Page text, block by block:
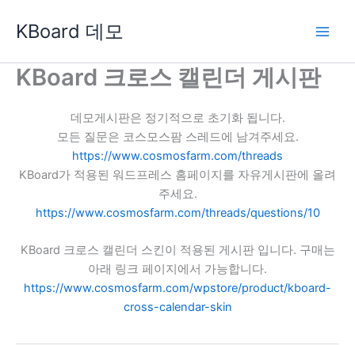
로
KBoard 데모
KBoard 크로스 캘린더 게시판
데모게시판은 정기적으로 초기화 됩니다.
모든 질문은 코스모스팜 스레드에 남겨주세요.
https://www.cosmosfarm.com/threads
KBoard가 적용된 워드프레스 홈페이지를 자유게시판에 올려
주세요.
https://www.cosmosfarm.com/threads/questions/10
KBoard 크로스 캘린더 스킨이 적용된 게시판 입니다. 구매는
아래 링크 페이지에서 가능합니다.
https://www.cosmosfarm.com/wpstore/product/kboard-
cross-calendar-skin